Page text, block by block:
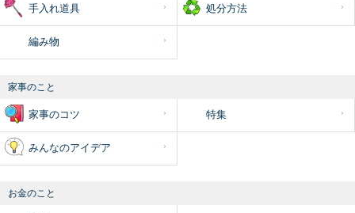
手入れ道具 処分方法
編み物
家事のこと
家事のコツ 特集
みんなのアイデア
お金のこと